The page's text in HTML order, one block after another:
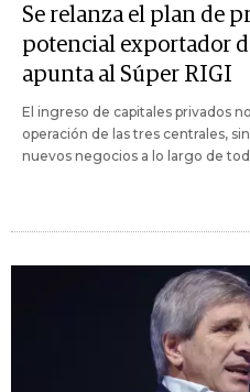
Se relanza el plan de
potencial exportador
apunta al Súper RIGI
El ingreso de capitales privados
operación de las tres centrales,
nuevos negocios a lo largo de